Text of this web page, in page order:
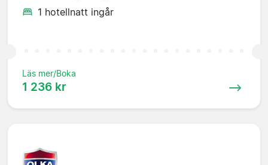
1 hotellnatt ingår
Läs mer/Boka
1 236 kr